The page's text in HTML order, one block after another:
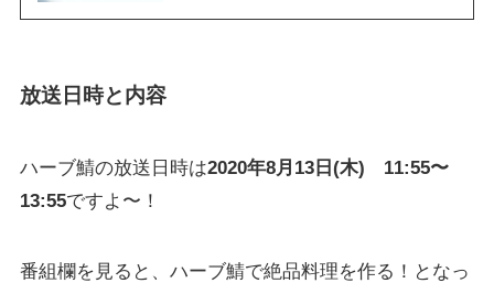
放送日時と内容
ハーブ鯖の放送日時は2020年8月13日(木) 11:55〜
13:55ですよ〜！
番組欄を見ると、ハーブ鯖で絶品料理を作る！となっ